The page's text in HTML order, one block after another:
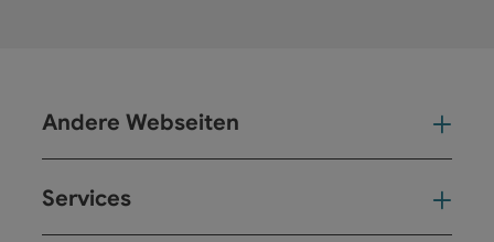
Andere Webseiten
Services